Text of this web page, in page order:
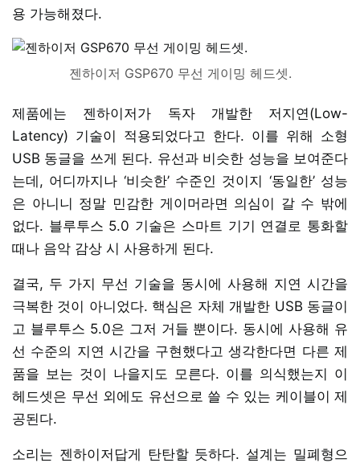
용 가능해졌다.
젠하이저 GSP670 무선 게이밍 헤드셋.
제품에는 젠하이저가 독자 개발한 저지연(Low-
Latency) 기술이 적용되었다고 한다. 이를 위해 소형
USB 동글을 쓰게 된다. 유선과 비슷한 성능을 보여준다
는데, 어디까지나 ‘비슷한’ 수준인 것이지 ‘동일한’ 성능
은 아니니 정말 민감한 게이머라면 의심이 갈 수 밖에
없다. 블루투스 5.0 기술은 스마트 기기 연결로 통화할
때나 음악 감상 시 사용하게 된다.
결국, 두 가지 무선 기술을 동시에 사용해 지연 시간을
극복한 것이 아니었다. 핵심은 자체 개발한 USB 동글이
고 블루투스 5.0은 그저 거들 뿐이다. 동시에 사용해 유
선 수준의 지연 시간을 구현했다고 생각한다면 다른 제
품을 보는 것이 나을지도 모른다. 이를 의식했는지 이
헤드셋은 무선 외에도 유선으로 쓸 수 있는 케이블이 제
공된다.
소리는 젠하이저답게 탄탄할 듯하다. 설계는 밀폐형으